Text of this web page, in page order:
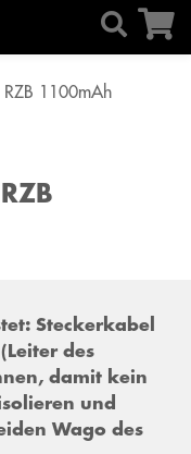
1100mAh
Steckerkabel
des
damit kein
und
Wago des